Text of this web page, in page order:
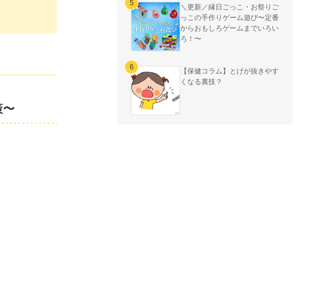
〜
＼更新／縁日ごっこ・お祭りご
っこの手作りゲーム遊び〜定番
からおもしろゲームまでいろい
ろ！〜
【保健コラム】とげが抜きやす
くなる裏技？